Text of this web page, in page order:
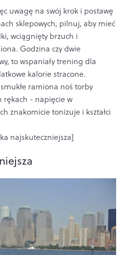
uwagę na swój krok i postawę
sklepowych, pilnuj, aby mieć
wciągnięty brzuch i
Godzina czy dwie
to wspaniały trening dla
kalorie stracone.
ramiona noś torby
rękach - napięcie w
znakomicie tonizuje i kształci
najskuteczniejsza]